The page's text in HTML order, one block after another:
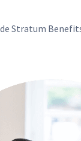
Stratum